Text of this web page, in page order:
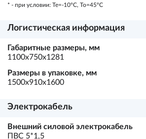
* - при условии: Te=-10ºC, To=45ºC
Логистическая информация
Габаритные размеры, мм
1100х750х1281
Размеры в упаковке, мм
1500х910х1600
Электрокабель
Внешний силовой электрокабель
ПВС 5*1,5